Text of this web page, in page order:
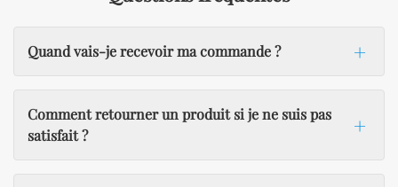
Quand vais-je recevoir ma commande ?
Comment retourner un produit si je ne suis pas
satisfait ?